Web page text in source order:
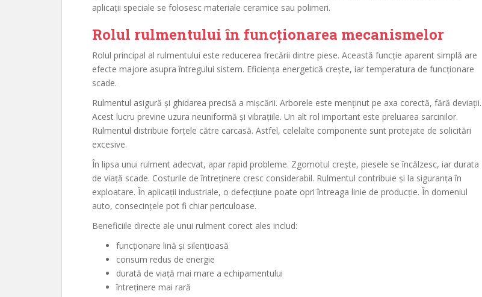
aplicații speciale se folosesc materiale ceramice sau polimeri.
Rolul rulmentului în funcționarea mecanismelor
Rolul principal al rulmentului este reducerea frecării dintre piese. Această funcție aparent simplă are
efecte majore asupra întregului sistem. Eficiența energetică crește, iar temperatura de funcționare
scade.
Rulmentul asigură și ghidarea precisă a mișcării. Arborele este menținut pe axa corectă, fără deviații.
Acest lucru previne uzura neuniformă și vibrațiile. Un alt rol important este preluarea sarcinilor.
Rulmentul distribuie forțele către carcasă. Astfel, celelalte componente sunt protejate de solicitări
excesive.
În lipsa unui rulment adecvat, apar rapid probleme. Zgomotul crește, piesele se încălzesc, iar durata
de viață scade. Costurile de întreținere cresc considerabil. Rulmentul contribuie și la siguranța în
exploatare. În aplicații industriale, o defecțiune poate opri întreaga linie de producție. În domeniul
auto, consecințele pot fi chiar periculoase.
Beneficiile directe ale unui rulment corect ales includ:
funcționare lină și silențioasă
consum redus de energie
durată de viață mai mare a echipamentului
întreținere mai rară